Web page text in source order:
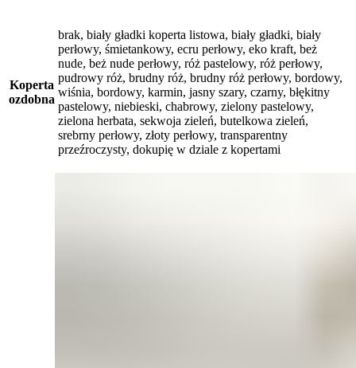
Koperta
ozdobna
brak, biały gładki koperta listowa, biały gładki, biały
perłowy, śmietankowy, ecru perłowy, eko kraft, beż
nude, beż nude perłowy, róż pastelowy, róż perłowy,
pudrowy róż, brudny róż, brudny róż perłowy, bordowy,
wiśnia, bordowy, karmin, jasny szary, czarny, błękitny
pastelowy, niebieski, chabrowy, zielony pastelowy,
zielona herbata, sekwoja zieleń, butelkowa zieleń,
srebrny perłowy, złoty perłowy, transparentny
przeźroczysty, dokupię w dziale z kopertami